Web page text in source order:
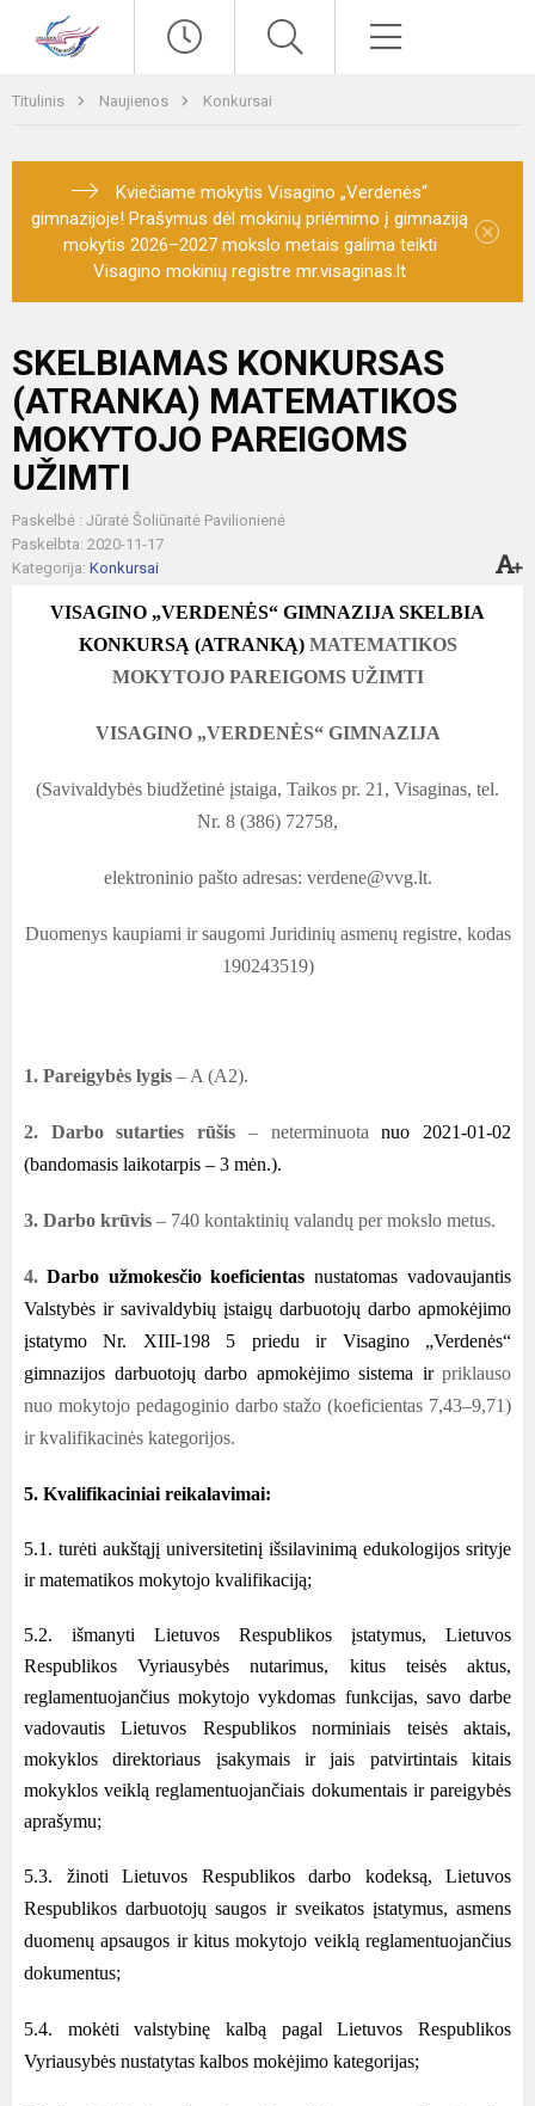
Titulinis Naujienos Konkursai
Kviečiame mokytis Visagino „Verdenės“
gimnazijoje! Prašymus dėl mokinių priėmimo į gimnaziją
mokytis 2026–2027 mokslo metais galima teikti
Visagino mokinių registre mr.visaginas.lt
×
SKELBIAMAS KONKURSAS
(ATRANKA) MATEMATIKOS
MOKYTOJO PAREIGOMS
UŽIMTI
Paskelbė : Jūratė Šoliūnaitė Pavilionienė
Paskelbta: 2020-11-17
Kategorija: Konkursai
VISAGINO „VERDENĖS“ GIMNAZIJA SKELBIA
KONKURSĄ (ATRANKĄ) MATEMATIKOS
MOKYTOJO PAREIGOMS UŽIMTI
VISAGINO „VERDENĖS“ GIMNAZIJA
(Savivaldybės biudžetinė įstaiga, Taikos pr. 21, Visaginas, tel.
Nr. 8 (386) 72758,
elektroninio pašto adresas: verdene@vvg.lt.
Duomenys kaupiami ir saugomi Juridinių asmenų registre, kodas
190243519)
1. Pareigybės lygis – A (A2).
2. Darbo sutarties rūšis – neterminuota nuo 2021-01-02
(bandomasis laikotarpis – 3 mėn.).
3. Darbo krūvis – 740 kontaktinių valandų per mokslo metus.
4. Darbo užmokesčio koeficientas nustatomas vadovaujantis
Valstybės ir savivaldybių įstaigų darbuotojų darbo apmokėjimo
įstatymo Nr. XIII-198 5 priedu ir Visagino „Verdenės“
gimnazijos darbuotojų darbo apmokėjimo sistema ir priklauso
nuo mokytojo pedagoginio darbo stažo (koeficientas 7,43–9,71)
ir kvalifikacinės kategorijos.
5. Kvalifikaciniai reikalavimai:
5.1. turėti aukštąjį universitetinį išsilavinimą edukologijos srityje
ir matematikos mokytojo kvalifikaciją;
5.2. išmanyti Lietuvos Respublikos įstatymus, Lietuvos
Respublikos Vyriausybės nutarimus, kitus teisės aktus,
reglamentuojančius mokytojo vykdomas funkcijas, savo darbe
vadovautis Lietuvos Respublikos norminiais teisės aktais,
mokyklos direktoriaus įsakymais ir jais patvirtintais kitais
mokyklos veiklą reglamentuojančiais dokumentais ir pareigybės
aprašymu;
5.3. žinoti Lietuvos Respublikos darbo kodeksą, Lietuvos
Respublikos darbuotojų saugos ir sveikatos įstatymus, asmens
duomenų apsaugos ir kitus mokytojo veiklą reglamentuojančius
dokumentus;
5.4. mokėti valstybinę kalbą pagal Lietuvos Respublikos
Vyriausybės nustatytas kalbos mokėjimo kategorijas;